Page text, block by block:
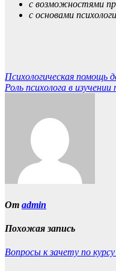
с возможностями
с основами
Навигация
по
Психологическая помощь
Роль психолога в
От admin
Похожая запись
Вопросы к зачету по